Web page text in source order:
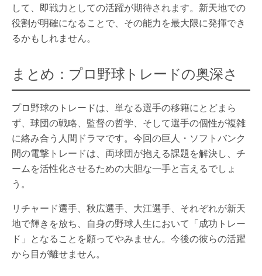
して、即戦力としての活躍が期待されます。新天地での
役割が明確になることで、その能力を最大限に発揮でき
るかもしれません。
まとめ：プロ野球トレードの奥深さ
プロ野球のトレードは、単なる選手の移籍にとどまら
ず、球団の戦略、監督の哲学、そして選手の個性が複雑
に絡み合う人間ドラマです。今回の巨人・ソフトバンク
間の電撃トレードは、両球団が抱える課題を解決し、チ
ームを活性化させるための大胆な一手と言えるでしょ
う。
リチャード選手、秋広選手、大江選手、それぞれが新天
地で輝きを放ち、自身の野球人生において「成功トレー
ド」となることを願ってやみません。今後の彼らの活躍
から目が離せません。